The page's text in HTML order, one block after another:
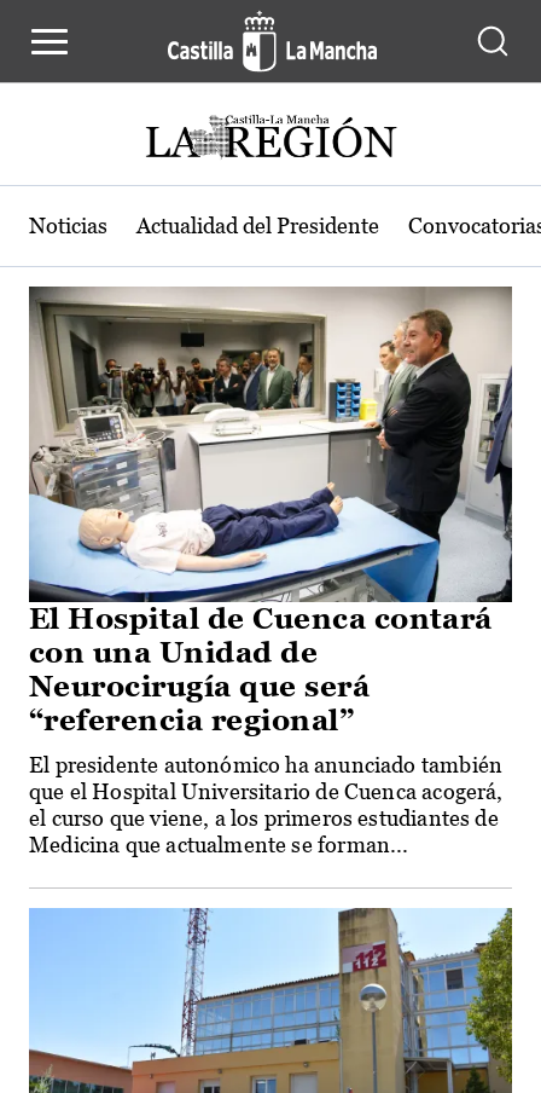
Actualidad de la región de Castilla-
Noticias Actualidad del Presidente
El Hospital de Cuenca contará
con una Unidad de
Neurocirugía que será
“referencia regional”
El presidente autonómico ha anunciado también
que el Hospital Universitario de Cuenca acogerá,
el curso que viene, a los primeros estudiantes de
Medicina que actualmente se forman...